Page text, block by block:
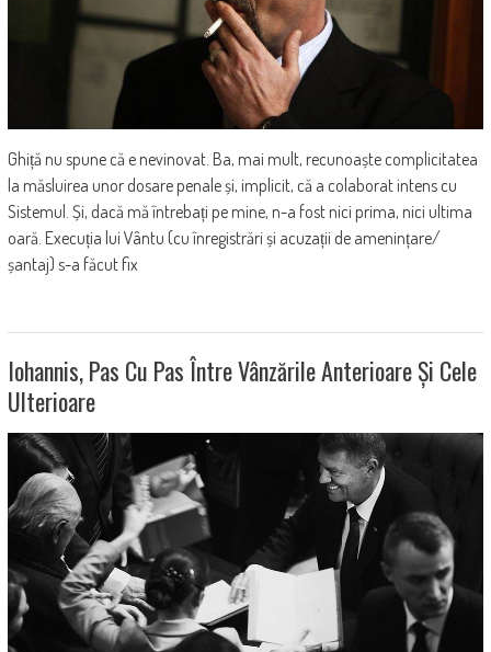
Ghiță nu spune că e nevinovat. Ba, mai mult, recunoaște complicitatea
la măsluirea unor dosare penale și, implicit, că a colaborat intens cu
Sistemul. Și, dacă mă întrebați pe mine, n-a fost nici prima, nici ultima
oară. Execuția lui Vântu (cu înregistrări și acuzații de amenințare/
șantaj) s-a făcut fix
Iohannis, Pas Cu Pas Între Vânzările Anterioare Și Cele
Ulterioare